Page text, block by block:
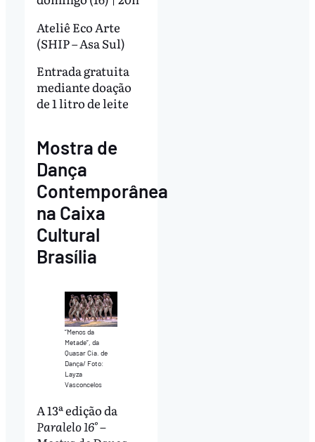
Ateliê Eco Arte
(SHIP – Asa Sul)
Entrada gratuita
mediante doação
de 1 litro de leite
Mostra de
Dança
Contemporânea
na Caixa
Cultural
Brasília
“Menos da
Metade”, da
Quasar Cia. de
Dança/ Foto:
Layza
Vasconcelos
A 13ª edição da
Paralelo 16° –